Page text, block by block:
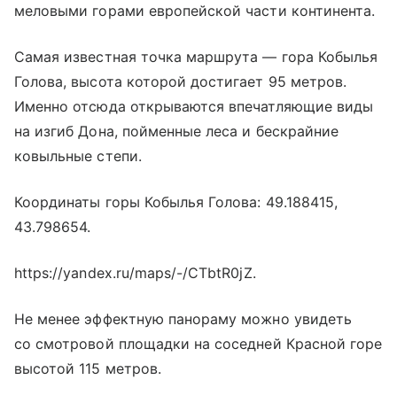
меловыми горами европейской части континента.
Самая известная точка маршрута — гора Кобылья
Голова, высота которой достигает 95 метров.
Именно отсюда открываются впечатляющие виды
на изгиб Дона, пойменные леса и бескрайние
ковыльные степи.
Координаты горы Кобылья Голова: 49.188415,
43.798654.
https://yandex.ru/maps/-/CTbtR0jZ.
Не менее эффектную панораму можно увидеть
со смотровой площадки на соседней Красной горе
высотой 115 метров.